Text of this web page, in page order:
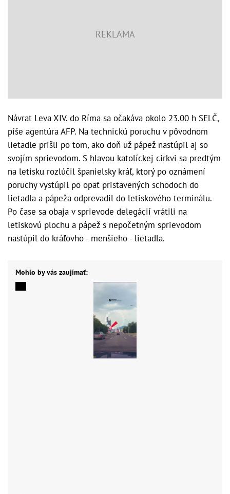
Návrat Leva XIV. do Ríma sa očakáva okolo 23.00 h SELČ,
píše agentúra AFP. Na technickú poruchu v pôvodnom
lietadle prišli po tom, ako doň už pápež nastúpil aj so
svojím sprievodom. S hlavou katolíckej cirkvi sa predtým
na letisku rozlúčil španielsky kráľ, ktorý po oznámení
poruchy vystúpil po opäť pristavených schodoch do
lietadla a pápeža odprevadil do letiskového terminálu.
Po čase sa obaja v sprievode delegácií vrátili na
letiskovú plochu a pápež s nepočetným sprievodom
nastúpil do kráľovho - menšieho - lietadla.
Mohlo by vás zaujímať: